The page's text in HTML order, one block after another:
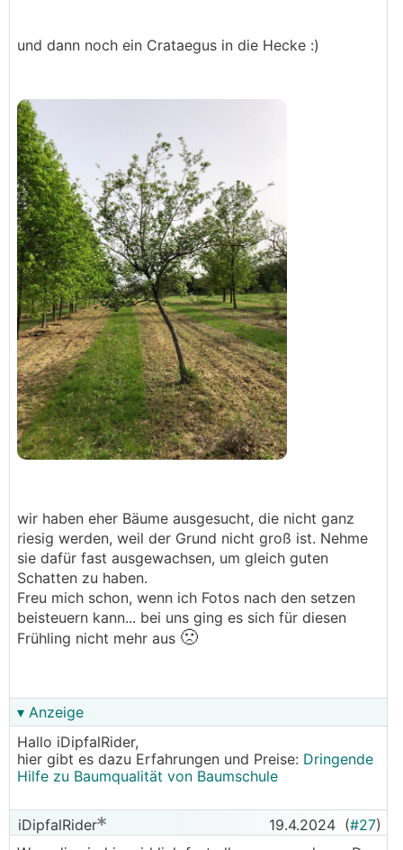
und dann noch ein Crataegus in die Hecke :)
wir haben eher Bäume ausgesucht, die nicht ganz
riesig werden, weil der Grund nicht groß ist. Nehme
sie dafür fast ausgewachsen, um gleich guten
Schatten zu haben.
Freu mich schon, wenn ich Fotos nach den setzen
beisteuern kann... bei uns ging es sich für diesen
Frühling nicht mehr aus 🙁
▾ Anzeige
Hallo iDipfalRider,
hier gibt es dazu Erfahrungen und Preise: Dringende
Hilfe zu Baumqualität von Baumschule
iDipfalRider 19.4.2024 (#27)